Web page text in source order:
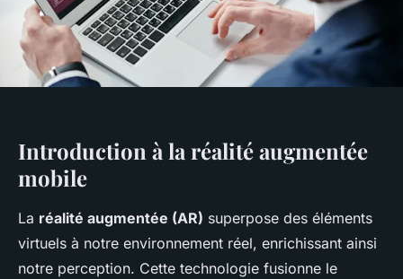
Introduction à la réalité augmentée
mobile
La réalité augmentée (AR) superpose des éléments
virtuels à notre environnement réel, enrichissant ainsi
notre perception. Cette technologie fusionne le